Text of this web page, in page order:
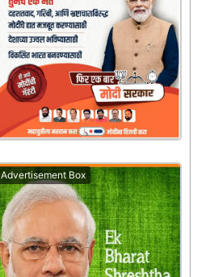
Advertisement Box